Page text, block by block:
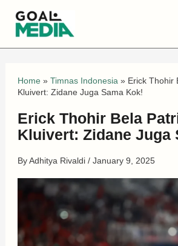
Home» Timnas Indonesia » Erick Thohir
Kluivert: Zidane Juga Sama Kok!
Erick Thohir Bela
Kluivert: Zidane Juga
ByAdhitya Rivaldi / January 9, 2025